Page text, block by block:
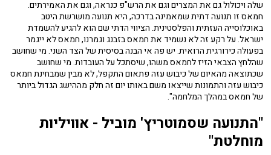
שלה ויכולול גם את המצרים וגם את הרש"פ כנראה, וגם את האמירתים.
חמאס זו תנועה דתית שמאמינה בדרכה, היא תנועה מושרשת היטב
באוכלוסייה העזתית והפלסטינית. הציווי הדתי שם הוא להגיע להשמדת
ישראל. על רקע זה לא נשמיד את חמאס בזבנג וגמרנו, חמאס לא ייגמר
בפעולה כירורגית הרואית. יש פה אי הבנה בסיסית של הצד השני. מי שחושב
שהלחץ הצבאי הזיז לחמאס משהו, שיסתכל על העובדות. מי שחושב
שכתוצאה מהאיום של כיבוש עזה פתאום התקפל, לא מבין שמבחינת חמאס
כיבוש עזה והתמונות שייצאו משם באותו יום זה חלק מההישג הגדול ביותר
של חמאס במהלך המלחמה".
"התנועה שסמוטריץ' מוביל - אוויליות
מוחלטת"